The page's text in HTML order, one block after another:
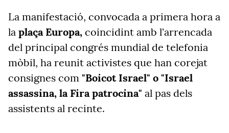
La manifestació, convocada a primera hora a
la plaça Europa, coincidint amb l'arrencada
del principal congrés mundial de telefonia
mòbil, ha reunit activistes que han corejat
consignes com "Boicot Israel" o "Israel
assassina, la Fira patrocina" al pas dels
assistents al recinte.